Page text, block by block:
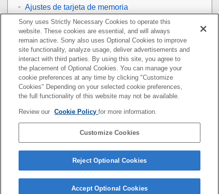
Ajustes de tarjeta de memoria
Ajustes de la cámara
Inicialización de la cámara
Utilización de las funciones de red
Utilización de un ordenador
Lista de elementos de MENU
Precauciones/Este producto
Si tiene problemas
Sony uses Strictly Necessary Cookies to operate this
website. These cookies are essential, and will always
remain active. Sony also uses Optional Cookies to improve
site functionality, analyze usage, deliver advertisements and
interact with third parties. By using this site, you agree to
the placement of Optional Cookies. You can manage your
cookie preferences at any time by clicking "Customize
Cookies" Depending on your selected cookie preferences,
the full functionality of this website may not be available.
Review our Cookie Policyfor more information.
Customize Cookies
Reject Optional Cookies
Accept Optional Cookies